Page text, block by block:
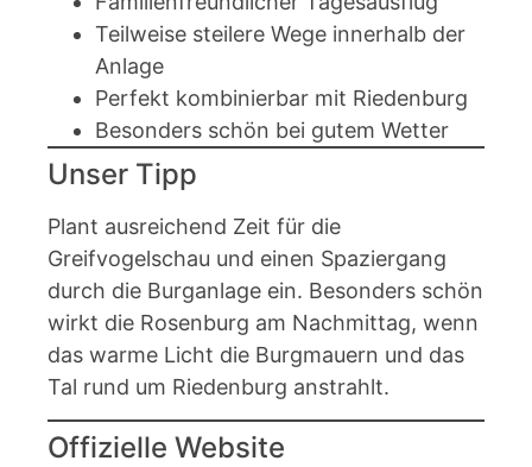
Teilweise steilere Wege innerhalb der
Anlage
Perfekt kombinierbar mit Riedenburg
Besonders schön bei gutem Wetter
Unser Tipp
Plant ausreichend Zeit für die
Greifvogelschau und einen Spaziergang
durch die Burganlage ein. Besonders schön
wirkt die Rosenburg am Nachmittag, wenn
das warme Licht die Burgmauern und das
Tal rund um Riedenburg anstrahlt.
Offizielle Website